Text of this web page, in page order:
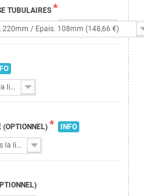
TUBULAIRES *
148,66 €
220mm / Epais. 108mm (148,66 €)
Choisir une valeur dans la liste
(OPTIONNEL) * INFO
Choisir une valeur dans la liste